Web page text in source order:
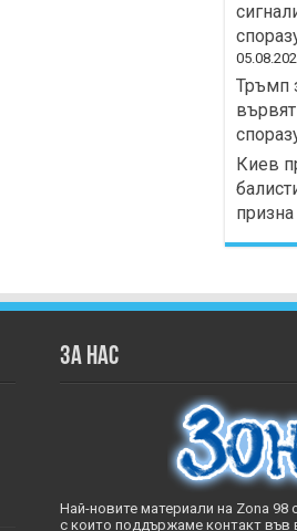
Тръмп
Киев
За нас
Най-новите материали на Zona 98
с които поддържаме контакт във